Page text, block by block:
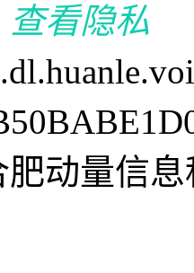
查看隐私
动量信